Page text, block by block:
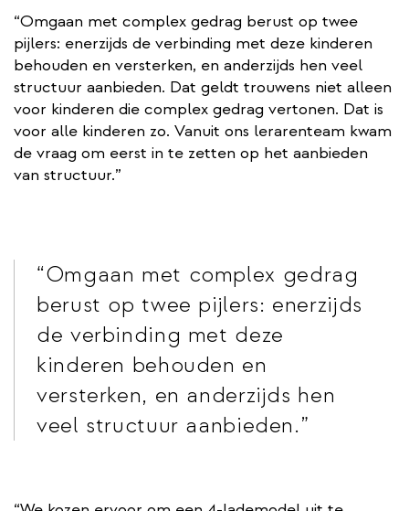
“Omgaan met complex gedrag berust op twee
pijlers: enerzijds de verbinding met deze kinderen
behouden en versterken, en anderzijds hen veel
structuur aanbieden. Dat geldt trouwens niet alleen
voor kinderen die complex gedrag vertonen. Dat is
voor alle kinderen zo. Vanuit ons lerarenteam kwam
de vraag om eerst in te zetten op het aanbieden
van structuur.”
Omgaan met complex gedrag
berust op twee pijlers: enerzijds
de verbinding met deze
kinderen behouden en
versterken, en anderzijds hen
veel structuur aanbieden.